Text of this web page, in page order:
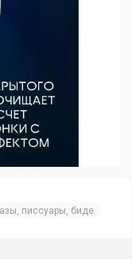
писсуары, биде